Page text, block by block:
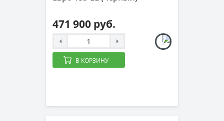
471 900 руб.
В КОРЗИНУ